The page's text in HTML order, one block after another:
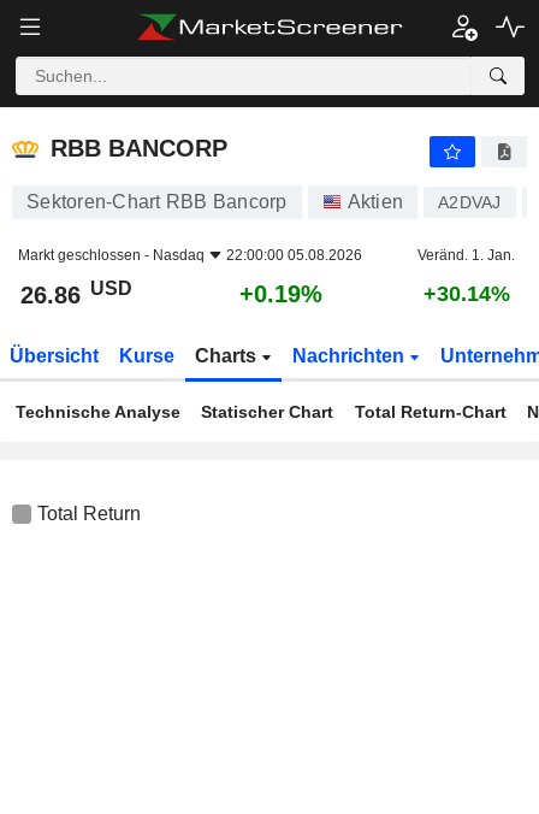
RBB BANCORP
RBB BANCORP
Sektoren-Chart RBB Bancorp Aktien A2DVAJ
Markt geschlossen - Nasdaq 22:00:00 05.08.2026 Veränd. 1. Jan.
26.86 USD +0.19% +30.14%
Übersicht Kurse Charts Nachrichten
Technische Analyse Statischer Chart Total Return-Chart
Total Return